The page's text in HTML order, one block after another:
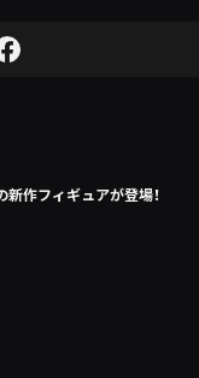
新作フィギュアが登場！